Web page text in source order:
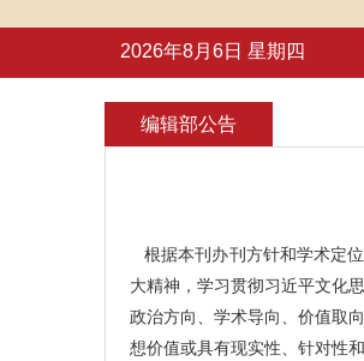
2026年8月6日 星期四
编辑部公告
根据本刊办刊方针和学术定
大精神，学习贯彻习近平文化
政治方向、学术导向、价值取
想价值或具有现实性、针对性